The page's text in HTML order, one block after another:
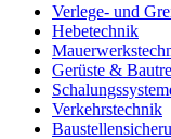
Verlege- und
Hebetechnik
Gerüste &
Verkehrstechnik